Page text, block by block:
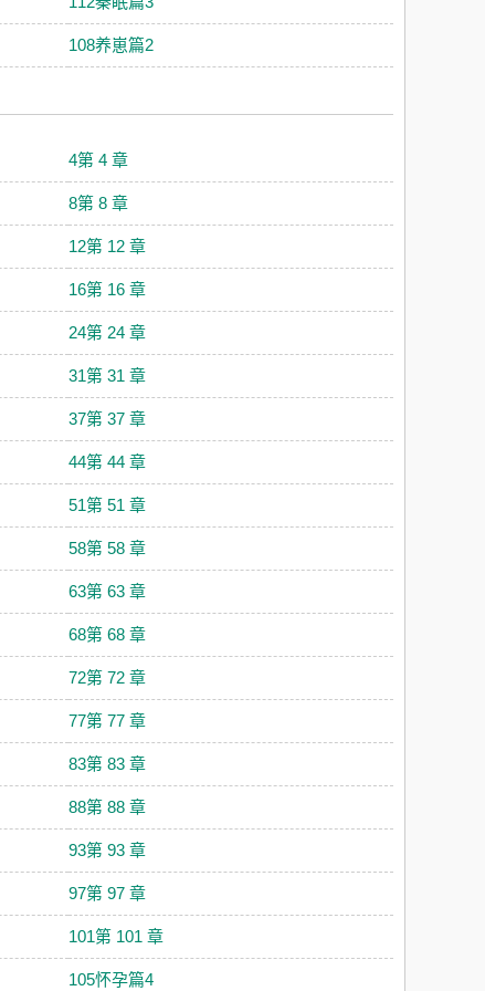
108养崽篇2
4第 4 章
8第 8 章
12第 12 章
16第 16 章
24第 24 章
31第 31 章
37第 37 章
44第 44 章
51第 51 章
58第 58 章
63第 63 章
68第 68 章
72第 72 章
77第 77 章
83第 83 章
88第 88 章
93第 93 章
97第 97 章
101第 101 章
105怀孕篇4